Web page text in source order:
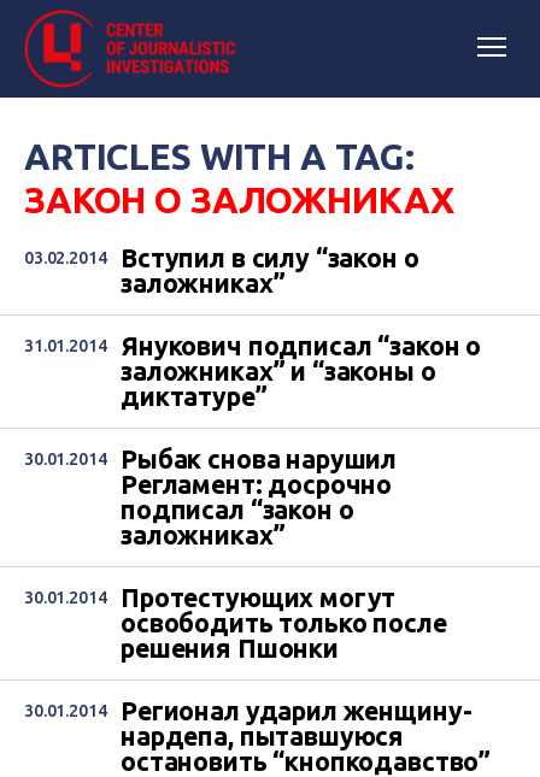
ARTICLES WITH A TAG:
ЗАКОН О ЗАЛОЖНИКАХ
03.02.2014
Вступил в силу “закон о
заложниках”
31.01.2014
Янукович подписал “закон о
заложниках” и “законы о
диктатуре”
30.01.2014
Рыбак снова нарушил
Регламент: досрочно
подписал “закон о
заложниках”
30.01.2014
Протестующих могут
освободить только после
решения Пшонки
30.01.2014
Регионал ударил женщину-
нардепа, пытавшуюся
остановить “кнопкодавство”